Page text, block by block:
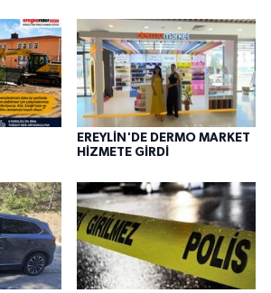
EREYLİN'DE DERMO MARKET
HİZMETE GİRDİ